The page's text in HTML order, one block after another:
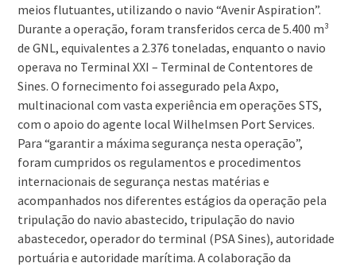
meios flutuantes, utilizando o navio “Avenir Aspiration”.
Durante a operação, foram transferidos cerca de 5.400 m³
de GNL, equivalentes a 2.376 toneladas, enquanto o navio
operava no Terminal XXI – Terminal de Contentores de
Sines. O fornecimento foi assegurado pela Axpo,
multinacional com vasta experiência em operações STS,
com o apoio do agente local Wilhelmsen Port Services.
Para “garantir a máxima segurança nesta operação”,
foram cumpridos os regulamentos e procedimentos
internacionais de segurança nestas matérias e
acompanhados nos diferentes estágios da operação pela
tripulação do navio abastecido, tripulação do navio
abastecedor, operador do terminal (PSA Sines), autoridade
portuária e autoridade marítima. A colaboração da